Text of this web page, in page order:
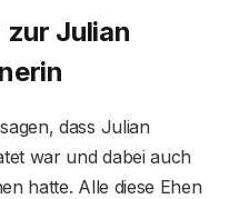
zur Julian
dass Julian
war und dabei auch
hatte. Alle diese Ehen